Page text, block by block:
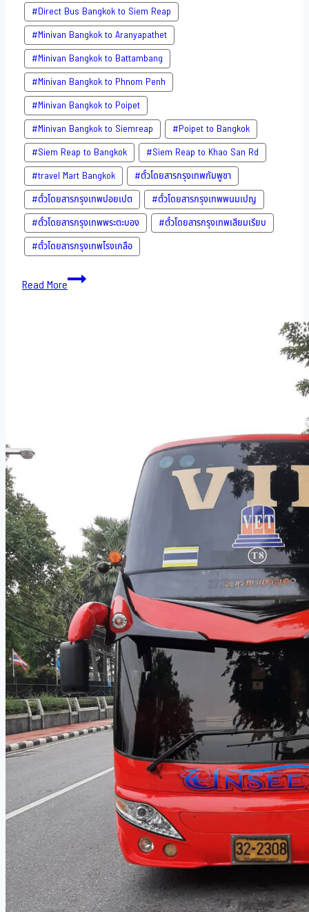
#Direct​ Bus Bangkok to Siem Reap
#Minivan Bangkok to​ Aranyapathet​
#Minivan​ Bangkok to Battambang
#Minivan Bangkok to Phnom Penh
#Minivan Bangkok to Poipet
#Minivan Bangkok to Siemreap
#Poipet to Bangkok
#Siem Reap to Bangkok
#Siem Reap to Khao San​ Rd
#travel Mart Bangkok
#ตั๋วโดยสารกรุงเทพกัมพูชา
#ตั๋วโดยสารกรุงเทพปอยเปต
#ตั๋วโดยสารกรุงเทพพนมเปญ
#ตั๋วโดยสารกรุงเทพพระตะบอง
#ตั๋วโดยสารกรุงเทพเสียมเรียบ
#ตั๋วโดยสารกรุงเทพโรงเกลือ
Read MoreBus
to